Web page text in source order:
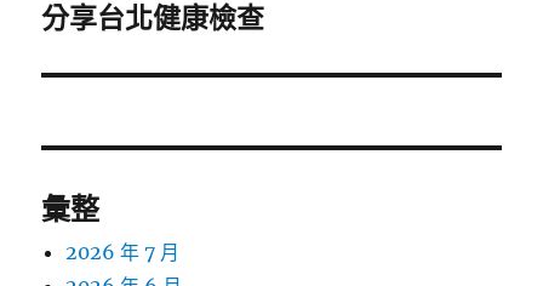
一
文
分享台北健康檢查
彙整
2026 年 7 月